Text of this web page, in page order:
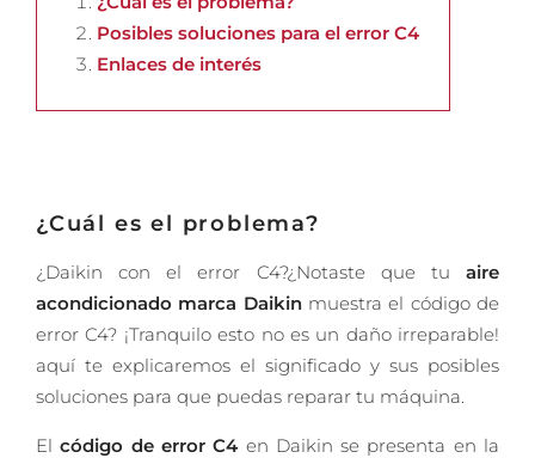
Posibles soluciones para el error C4
Enlaces de interés
¿Cuál es el problema?
¿Daikin con el error C4?¿Notaste que tu aire
acondicionado marca Daikinmuestra el código de
error C4? ¡Tranquilo esto no es un daño irreparable!
aquí te explicaremos el significado y sus posibles
soluciones para que puedas reparar tu máquina.
Elcódigo de error C4 en Daikin se presenta en la